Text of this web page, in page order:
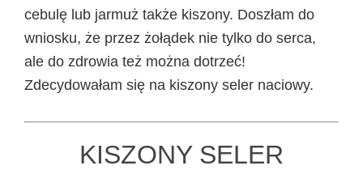
cebulę lub jarmuż także kiszony. Doszłam do
wniosku, że przez żołądek nie tylko do serca,
ale do zdrowia też można dotrzeć!
Zdecydowałam się na kiszony seler naciowy.
KISZONY SELER